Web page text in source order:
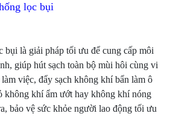
lọc bụi
là giải pháp tối ưu để cung cấp môi
giúp hút sạch toàn bộ mùi hôi cùng vi
việc, đẩy sạch không khí bẩn làm ô
không khí ẩm ướt hay không khí nóng
bảo vệ sức khỏe người lao động tối ưu